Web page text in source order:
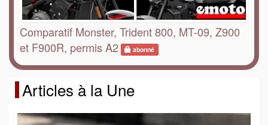
Comparatif Monster, Trident 800, MT-09, Z900
et F900R, permis A2
abonné
Articles à la Une